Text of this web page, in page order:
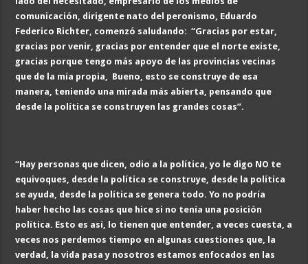
comunicación, dirigente nato del peronismo, Eduardo
Federico Richter, comenzó saludando: “Gracias por estar,
gracias por venir, gracias por entender que el norte existe,
gracias porque tengo más apoyo de las provincias vecinas
que de la mía propia, Bueno, esto se construye de esa
manera, teniendo una mirada más abierta, pensando que
desde la política se construyen las grandes cosas”.
“Hay personas que dicen, odio a la política, yo le digo NO te
equivoques, desde la política se construye, desde la política
se ayuda, desde la política se genera todo. Yo no podría
haber hecho las cosas que hice si no tenía una posición
política. Esto es así, lo tienen que entender, a veces cuesta, a
veces nos perdemos tiempo en algunas cuestiones que, la
verdad, la vida pasa y nosotros estamos enfocados en las